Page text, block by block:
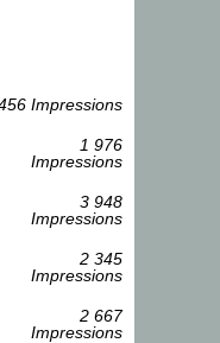
Impressions
1 976
Impressions
3 948
Impressions
2 345
Impressions
2 667
Impressions